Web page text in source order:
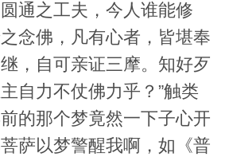
通之工夫，今人谁能修
念佛，凡有心者，皆堪奉
，自可亲证三摩。知好歹
自力不仗佛力乎？”触类
的那个梦竟然一下子心开
萨以梦警醒我啊，如《普